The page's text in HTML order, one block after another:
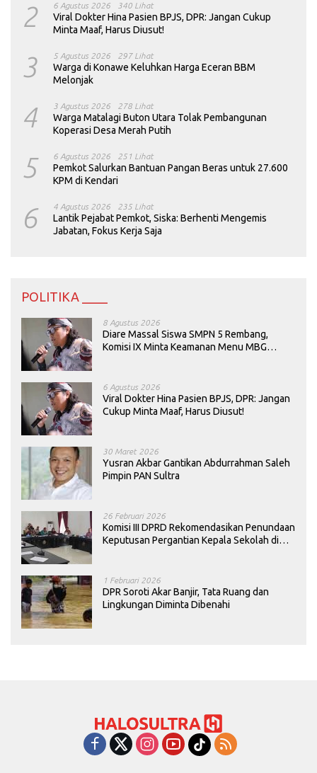
2 6 Agustus 2026 340 Lihat
Viral Dokter Hina Pasien BPJS, DPR: Jangan Cukup
Minta Maaf, Harus Diusut!
3 5 Agustus 2026 297 Lihat
Warga di Konawe Keluhkan Harga Eceran BBM
Melonjak
4 3 Agustus 2026 278 Lihat
Warga Matalagi Buton Utara Tolak Pembangunan
Koperasi Desa Merah Putih
5 6 Agustus 2026 251 Lihat
Pemkot Salurkan Bantuan Pangan Beras untuk 27.600
KPM di Kendari
6 4 Agustus 2026 235 Lihat
Lantik Pejabat Pemkot, Siska: Berhenti Mengemis
Jabatan, Fokus Kerja Saja
POLITIKA ____
8 Agustus 2026
Diare Massal Siswa SMPN 5 Rembang,
Komisi IX Minta Keamanan Menu MBG
6 Agustus 2026
Viral Dokter Hina Pasien BPJS, DPR: Jangan
Cukup Minta Maaf, Harus Diusut!
30 Maret 2026
Yusran Akbar Gantikan Abdurrahman Saleh
Pimpin PAN Sultra
26 Februari 2026
Komisi III DPRD Rekomendasikan Penundaan
Keputusan Pergantian Kepala Sekolah di
1 Februari 2026
DPR Soroti Akar Banjir, Tata Ruang dan
Lingkungan Diminta Dibenahi